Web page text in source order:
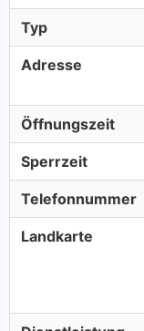
Typ
Adresse
Öffnungszeit
Sperrzeit
Telefonnummer
Landkarte